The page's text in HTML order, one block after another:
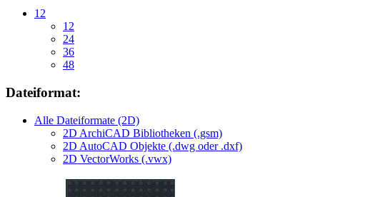
12
12
24
36
48
Dateiformat:
Alle Dateiformate (2D)
2D ArchiCAD Bibliotheken (.gsm)
2D AutoCAD Objekte (.dwg oder .dxf)
2D VectorWorks (.vwx)